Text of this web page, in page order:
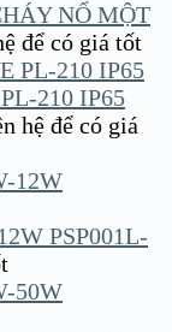
NỔ MỘT
để có giá tốt
210 IP65
hệ để có giá
PSP001L-